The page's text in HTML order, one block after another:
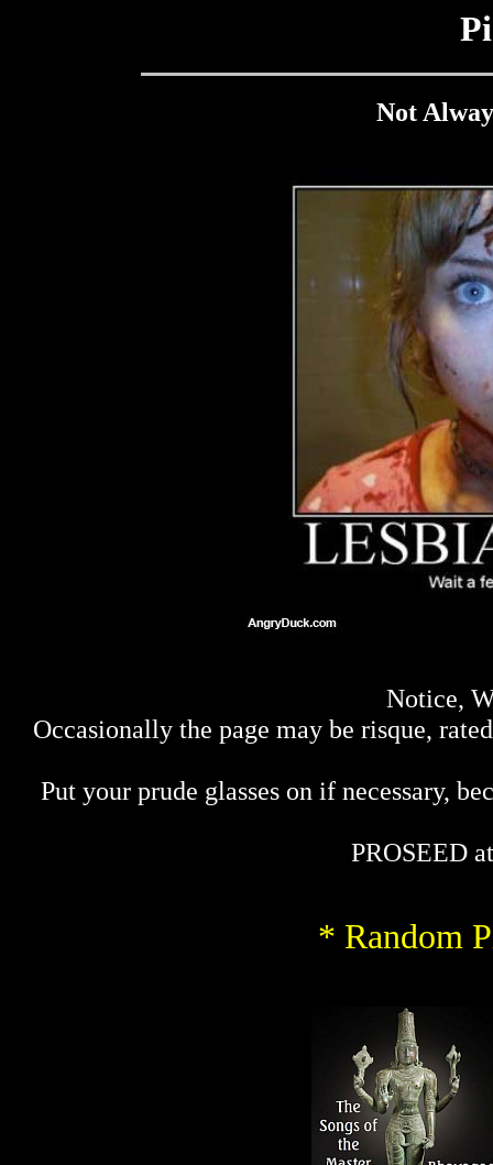
Not
Notice,
Occasionally the page may be risque,
Put your prude glasses on if necessary,
PROSEED
* Random